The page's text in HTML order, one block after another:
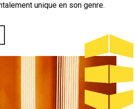
unique en son genre.